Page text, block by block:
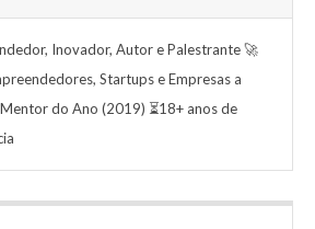
Inovador, Autor e Palestrante 🚀
Startups e Empresas a
do Ano (2019) ⏳18+ anos de